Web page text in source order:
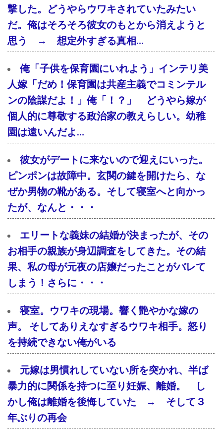
撃した。どうやらウワキされていたみたい
だ。俺はそろそろ彼女のもとから消えようと
思う → 想定外すぎる真相…
俺「子供を保育園にいれよう」インテリ美
人嫁「だめ！保育園は共産主義でコミンテル
ンの陰謀だよ！」俺「！？」 どうやら嫁が
個人的に尊敬する政治家の教えらしい。幼稚
園は遠いんだよ…
彼女がデートに来ないので迎えにいった。
ピンポンは故障中。玄関の鍵を開けたら、な
ぜか男物の靴がある。そして寝室へと向かっ
たが、なんと・・・
エリートな義妹の結婚が決まったが、その
お相手の親族が身辺調査をしてきた。その結
果、私の母が元夜の店嬢だったことがバレて
しまう！さらに・・・
寝室。ウワキの現場。響く艶やかな嫁の
声。 そしてありえなすぎるウワキ相手。怒り
を持続できない俺がいる
元嫁は男慣れしていない所を突かれ、半ば
暴力的に関係を持つに至り妊娠、離婚。 し
かし俺は離婚を後悔していた → そして３
年ぶりの再会